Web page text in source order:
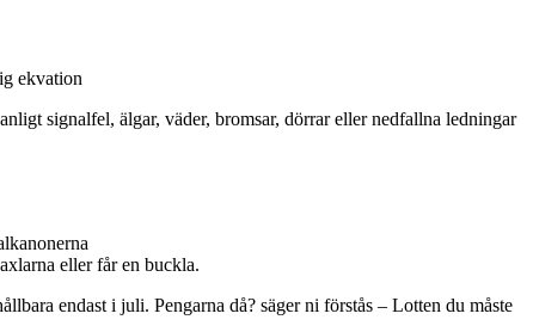
ekvation
signalfel, älgar, väder, bromsar, dörrar eller nedfallna ledningar
eller får en buckla.
endast i juli. Pengarna då? säger ni förstås – Lotten du måste